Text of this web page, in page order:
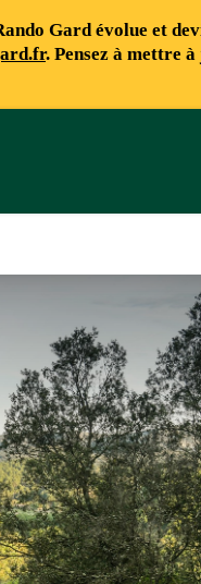
Gard évolue et
. Pensez à mettre